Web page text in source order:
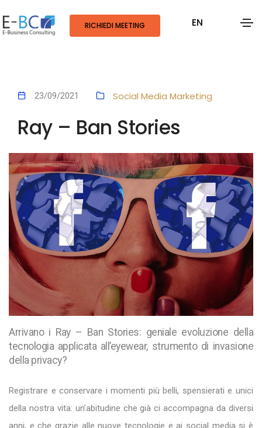
RICHIEDI MEETING EN
23/09/2021 Social Media Marketing
Ray – Ban Stories
Arrivano i Ray – Ban Stories: geniale evoluzione della
tecnologia applicata all’eyewear, strumento di invasione
della privacy?
Registrare e conservare i momenti più belli, spensierati e unici
della nostra vita: un’abitudine che già ci accompagna da diversi
anni, e che grazie alle nuove tecnologie e ai social media si è